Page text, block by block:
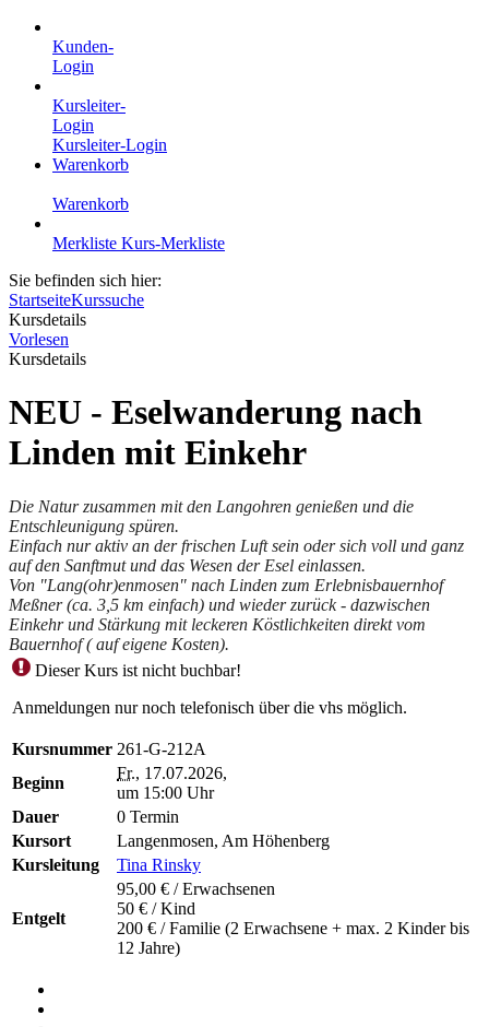
Kunden-
Login
Kursleiter-
Login
Kursleiter-Login
Warenkorb
Warenkorb
Merkliste Kurs-Merkliste
Sie befinden sich hier:
StartseiteKurssuche
Kursdetails
Vorlesen
Kursdetails
NEU - Eselwanderung nach
Linden mit Einkehr
Die Natur zusammen mit den Langohren genießen und die
Entschleunigung spüren.
Einfach nur aktiv an der frischen Luft sein oder sich voll und ganz
auf den Sanftmut und das Wesen der Esel einlassen.
Von "Lang(ohr)enmosen" nach Linden zum Erlebnisbauernhof
Meßner (ca. 3,5 km einfach) und wieder zurück - dazwischen
Einkehr und Stärkung mit leckeren Köstlichkeiten direkt vom
Bauernhof ( auf eigene Kosten).
Dieser Kurs ist nicht buchbar!
Anmeldungen nur noch telefonisch über die vhs möglich.
Kursnummer 261-G-212A
Beginn
Fr., 17.07.2026,
um 15:00 Uhr
Dauer
0 Termin
Kursort
Langenmosen, Am Höhenberg
Kursleitung
Tina Rinsky
Entgelt
95,00 € / Erwachsenen
50 € / Kind
200 € / Familie (2 Erwachsene + max. 2 Kinder bis
12 Jahre)